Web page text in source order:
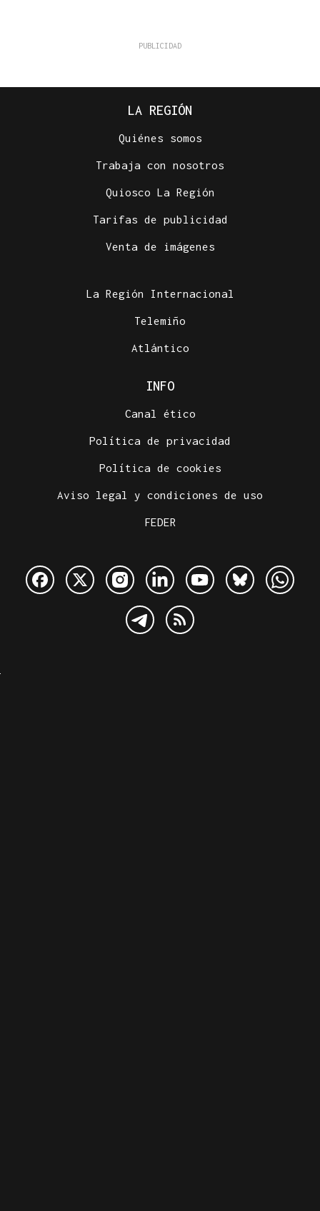
LA REGIÓN
Quiénes somos
Trabaja con nosotros
Quiosco La Región
Tarifas de publicidad
Venta de imágenes
La Región Internacional
Telemiño
Atlántico
INFO
Canal ético
Política de privacidad
Política de cookies
Aviso legal y condiciones de uso
FEDER